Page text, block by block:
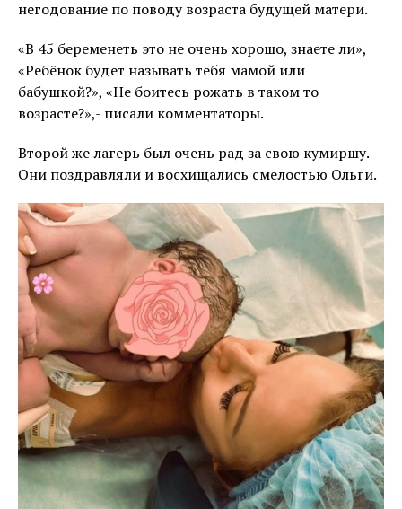
негодование по поводу возраста будущей матери.
«В 45 беременеть это не очень хорошо, знаете ли»,
«Ребёнок будет называть тебя мамой или
бабушкой?», «Не боитесь рожать в таком то
возрасте?»,- писали комментаторы.
Второй же лагерь был очень рад за свою кумиршу.
Они поздравляли и восхищались смелостью Ольги.